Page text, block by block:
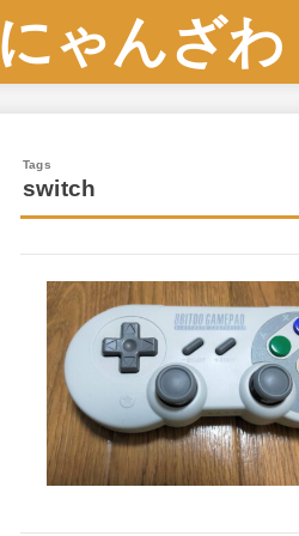
にゃんざ
switch